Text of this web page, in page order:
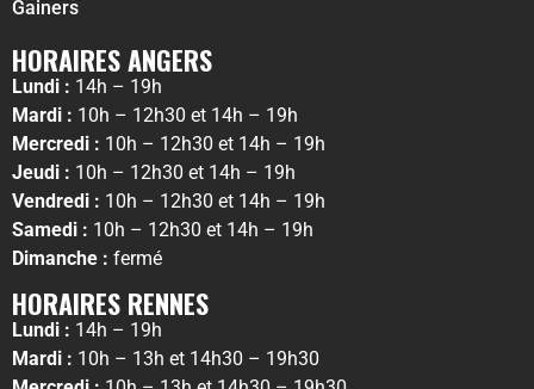
Gainers
HORAIRES ANGERS
Lundi : 14h – 19h
Mardi : 10h – 12h30 et 14h – 19h
Mercredi : 10h – 12h30 et 14h – 19h
Jeudi : 10h – 12h30 et 14h – 19h
Vendredi : 10h – 12h30 et 14h – 19h
Samedi : 10h – 12h30 et 14h – 19h
Dimanche : fermé
HORAIRES RENNES
Lundi : 14h – 19h
Mardi : 10h – 13h et 14h30 – 19h30